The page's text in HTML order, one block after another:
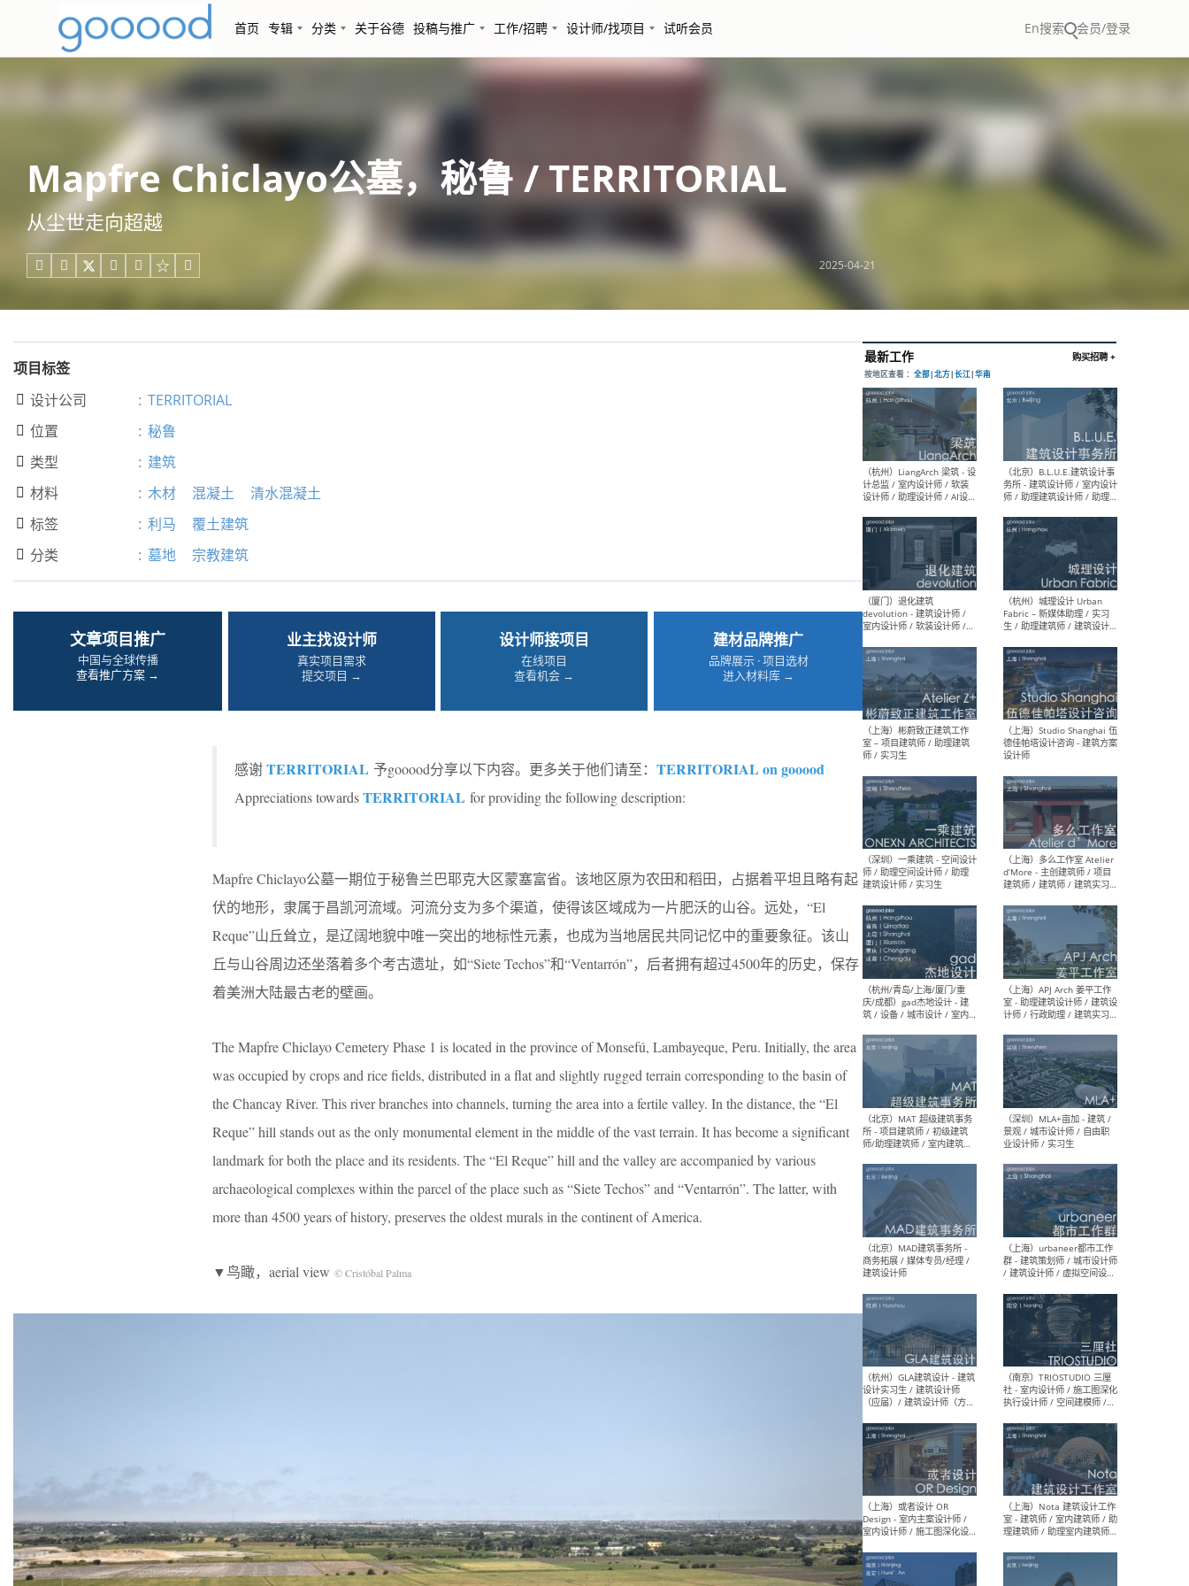
首页 专辑 分类 关于谷德 投稿与推广 工作/招聘 设计师/找项目 试听会员 En搜索 会员/登录
Mapfre Chiclayo公墓，秘鲁 / TERRITORIAL
从尘世走向超越
     2025-04-21
项目标签
 设计公司 : TERRITORIAL
 位置 : 秘鲁
 类型 : 建筑
 材料 : 木材 混凝土 清水混凝土
 标签 : 利马 覆土建筑
 分类 : 墓地 宗教建筑
文章项目推广
中国与全球传播
查看推广方案 →
业主找设计师
真实项目需求
提交项目 →
设计师接项目
在线项目
查看机会 →
建材品牌推广
品牌展示 · 项目选材
进入材料库 →
感谢TERRITORIAL 予gooood分享以下内容。更多关于他们请至： TERRITORIAL on gooood
Appreciations towardsTERRITORIAL for providing the following description:
Mapfre Chiclayo公墓一期位于秘鲁兰巴耶克大区蒙塞富省。该地区原为农田和稻田，占据着平坦且略有起
伏的地形，隶属于昌凯河流域。河流分支为多个渠道，使得该区域成为一片肥沃的山谷。远处，“El
Reque”山丘耸立，是辽阔地貌中唯一突出的地标性元素，也成为当地居民共同记忆中的重要象征。该山
丘与山谷周边还坐落着多个考古遗址，如“Siete Techos”和“Ventarrón”，后者拥有超过4500年的历史，保存
着美洲大陆最古老的壁画。
The Mapfre Chiclayo Cemetery Phase 1 is located in the province of Monsefú, Lambayeque, Peru. Initially, the area
was occupied by crops and rice fields, distributed in a flat and slightly rugged terrain corresponding to the basin of
the Chancay River. This river branches into channels, turning the area into a fertile valley. In the distance, the “El
Reque” hill stands out as the only monumental element in the middle of the vast terrain. It has become a significant
landmark for both the place and its residents. The “El Reque” hill and the valley are accompanied by various
archaeological complexes within the parcel of the place such as “Siete Techos” and “Ventarrón”. The latter, with
more than 4500 years of history, preserves the oldest murals in the continent of America.
▼鸟瞰，aerial view © Cristóbal Palma
最新工作
全部 |北方 |长江
（杭州）LiangArch 梁筑 - 设
计总监 / 室内设计师 / 软装
设计师 / 助理设计师 / AI设计
师 / 施工图深化设计师 / 品
牌商务总助
（厦门）退化建筑
devolution - 建筑设计师 /
室内设计师 / 软装设计师 /
项目统筹 / 合伙人助理
（上海）彬蔚致正建筑工作
室 – 项目建筑师 / 助理建筑
师 / 实习生
（深圳）一乘建筑 - 空间设计
师 / 助理空间设计师 / 助理
（杭州/青岛/上海/厦门/重
庆/成都）gad杰地设计 - 建
筑 / 设备 / 城市设计 / 室内 /
幕墙 / BIM / 成本 / 工程 / 运
营 / 品牌 / 观点views / 实习
（北京）MAT 超级建筑事务
所 - 项目建筑师 / 初级建筑
师/助理建筑师 / 室内建筑师
/ 实习生
（北京）MAD建筑事务所 -
商务拓展 / 媒体专员/经理 /
建筑设计师